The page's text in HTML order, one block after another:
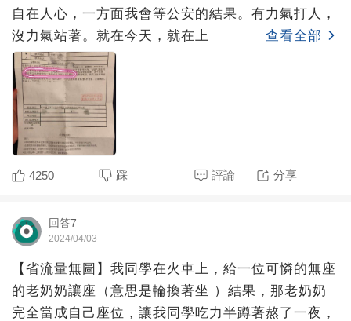
自在人心，一方面我會等公安的結果。有力氣打人，
沒力氣站著。就在今天，就在上
查看全部
4250 踩 評論 分享
回答7
2024/04/03
【省流量無圖】我同學在火車上，給一位可憐的無座
的老奶奶讓座（意思是輪換著坐 ）結果，那老奶奶
完全當成自己座位，讓我同學吃力半蹲著熬了一夜，